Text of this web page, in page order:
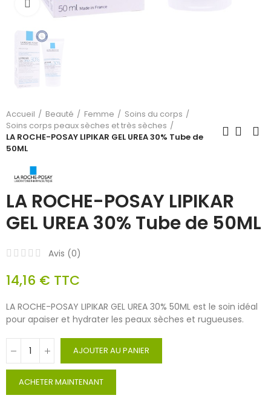
Cliquez pour agrandir
Accueil Beauté Femme
Soins du corps
Soins corps peaux sèches et très sèches
LA ROCHE-POSAY LIPIKAR GEL UREA 30% Tube de
50ML
LA ROCHE-POSAY LIPIKAR
GEL UREA 30% Tube de 50ML
Avis (0)
14,16 € TTC
LA ROCHE-POSAY LIPIKAR GEL UREA 30% 50ML est le soin idéal
pour apaiser et hydrater les peaux sèches et rugueuses.
AJOUTER AU PANIER
ACHETER MAINTENANT